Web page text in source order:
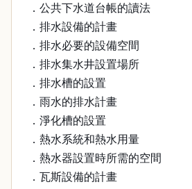
．公共下水道台帳的讀法
．排水設備的計畫
．排水必要的設備空間
．排水集水井設置場所
．排水槽的設置
．雨水的排水計畫
．淨化槽的設置
．熱水系統和熱水用量
．熱水器設置時所需的空間
．瓦斯設備的計畫